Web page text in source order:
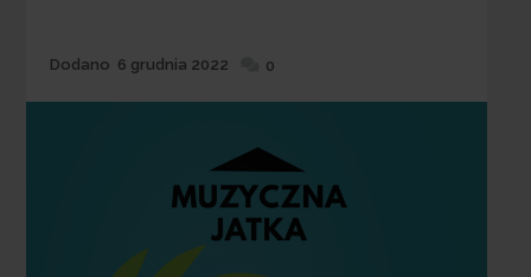
Dodane
Dodano 6 grudnia 2022 0